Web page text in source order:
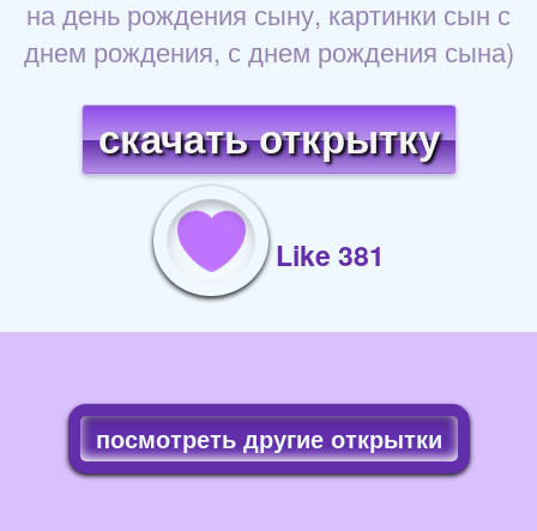
на день рождения сыну, картинки сын с
днем рождения, с днем рождения сына)
скачать открытку
Like 381
посмотреть другие открытки